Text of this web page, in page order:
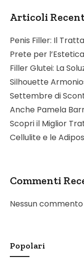
Articoli
Penis Filler: Il
Prete per
Filler Glutei: La
Silhouette
Settembre di
Anche Pamela
Scopri il Miglior
Cellulite e le
Commenti
Nessun
Popolari